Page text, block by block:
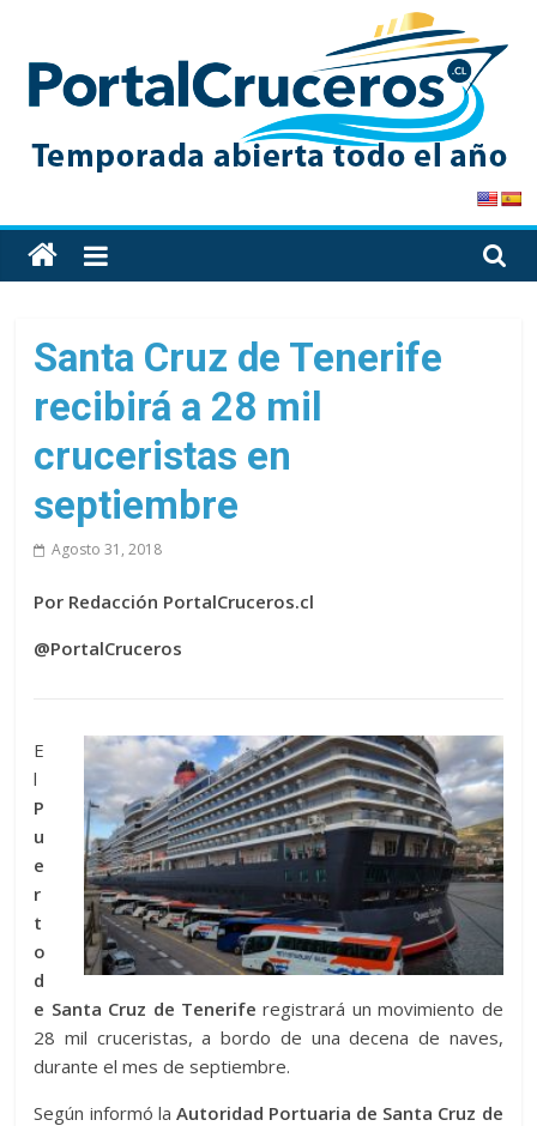
content
PortalCruceros
Toda
la
de
cruceros
en
un
solo
Santa Cruz de Tenerife
recibirá a 28 mil
cruceristas en
septiembre
Agosto 31, 2018
Por Redacción PortalCruceros.cl
@PortalCruceros
E
l
P
u
e
r
t
o
d
e Santa Cruz de Tenerife registrará un movimiento de
28 mil cruceristas, a bordo de una decena de naves,
durante el mes de septiembre.
Según informó la Autoridad Portuaria de Santa Cruz de